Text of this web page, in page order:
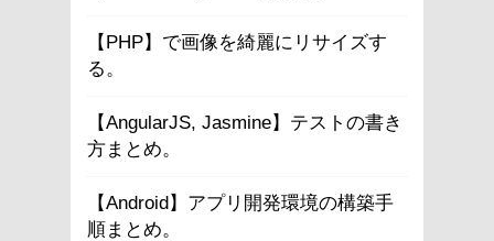
【PHP】で画像を綺麗にリサイズす
る。
【AngularJS, Jasmine】テストの書き
方まとめ。
【Android】アプリ開発環境の構築手
順まとめ。